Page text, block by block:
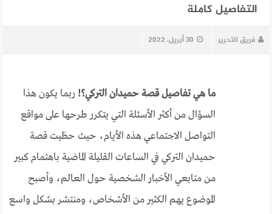
التفاصيل كاملة
فريق التحرير 30 أبريل، 2022
ما هي تفاصيل قصة حميدان التركي؟! ربما يكون هذا
السؤال من أكثر الأسئلة التي يتكرر طرحها على مواقع
التواصل الاجتماعي هذه الأيام، حيث حظيت قصة
حميدان التركي في الساعات القليلة الماضية باهتمام كبير
من متابعي الأخبار الشخصية حول العالم، وأصبح
الموضوع يهم الكثير من الأشخاص، ومنتشر بشكل واسع